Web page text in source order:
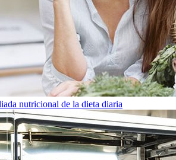
nutricional de la dieta diaria